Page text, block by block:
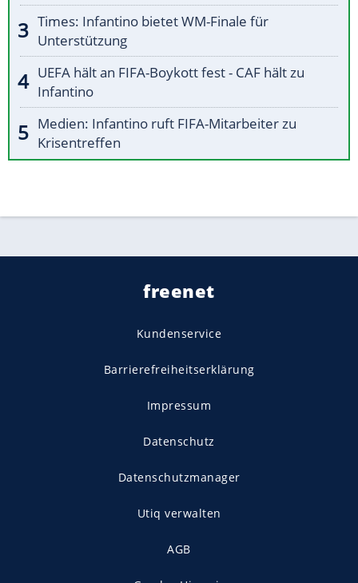
Times: Infantino bietet WM-Finale für
Unterstützung
UEFA hält an FIFA-Boykott fest - CAF hält zu
Infantino
Medien: Infantino ruft FIFA-Mitarbeiter zu
Krisentreffen
freenet
Kundenservice
Barrierefreiheitserklärung
Impressum
Datenschutz
Datenschutzmanager
Utiq verwalten
AGB